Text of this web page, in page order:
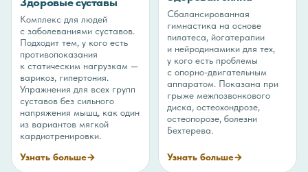
Комплекс для людей
с заболеваниями суставов.
Подходит тем, у кого есть
противопоказания
к статическим нагрузкам —
варикоз, гипертония.
Упражнения для всех групп
суставов без сильного
напряжения мышц, как один
из вариантов мягкой
кардиотренировки.
Узнать больше→
Сбалансированная
гимнастика на основе
пилатеса, йогатерапии
и нейродинамики для тех,
у кого есть проблемы
с опорно-двигательным
аппаратом. Показана при
грыже межпозвонкового
диска, остеохондрозе,
остеопорозе, болезни
Бехтерева.
Узнать больше→